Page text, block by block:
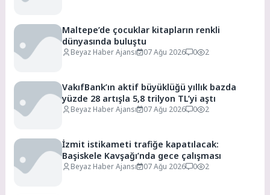
Maltepe’de çocuklar kitapların renkli
dünyasında buluştu
Beyaz Haber Ajansı 07 Ağu 2026 0 2
VakıfBank’ın aktif büyüklüğü yıllık bazda
yüzde 28 artışla 5,8 trilyon TL’yi aştı
Beyaz Haber Ajansı 07 Ağu 2026 0 2
İzmit istikameti trafiğe kapatılacak:
Başiskele Kavşağı’nda gece çalışması
Beyaz Haber Ajansı 07 Ağu 2026 0 2